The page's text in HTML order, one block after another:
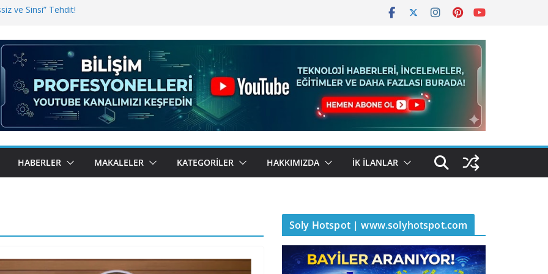
ve Sinsi” Tehdit!
Bugün BulutTahsilat’ta
Kemal Oral Tüm Sorularımızı
HABERLER MAKALELER KATEGORILER HAKKIMIZDA İK İLANLAR
Soly Hotspot | www.solyhotspot.com